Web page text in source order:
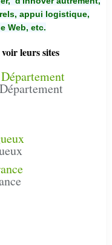
appui logistique,
Web, etc.
leurs sites